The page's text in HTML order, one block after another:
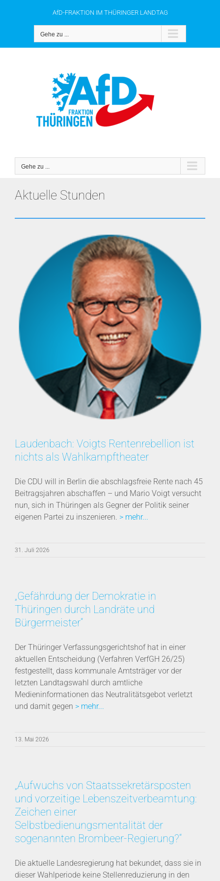
AfD-FRAKTION IM THÜRINGER LANDTAG
Gehe zu ...
Gehe zu ...
Aktuelle Stunden
Laudenbach: Voigts Rentenrebellion ist
nichts als Wahlkampftheater
Die CDU will in Berlin die abschlagsfreie Rente nach 45
Beitragsjahren abschaffen – und Mario Voigt versucht
nun, sich in Thüringen als Gegner der Politik seiner
eigenen Partei zu inszenieren. > mehr...
31. Juli 2026
„Gefährdung der Demokratie in
Thüringen durch Landräte und
Bürgermeister“
Der Thüringer Verfassungsgerichtshof hat in einer
aktuellen Entscheidung (Verfahren VerfGH 26/25)
festgestellt, dass kommunale Amtsträger vor der
letzten Landtagswahl durch amtliche
Medieninformationen das Neutralitätsgebot verletzt
und damit gegen > mehr...
13. Mai 2026
„Aufwuchs von Staatssekretärsposten
und vorzeitige Lebenszeitverbeamtung:
Zeichen einer
Selbstbedienungsmentalität der
sogenannten Brombeer-Regierung?“
Die aktuelle Landesregierung hat bekundet, dass sie in
dieser Wahlperiode keine Stellenreduzierung in den